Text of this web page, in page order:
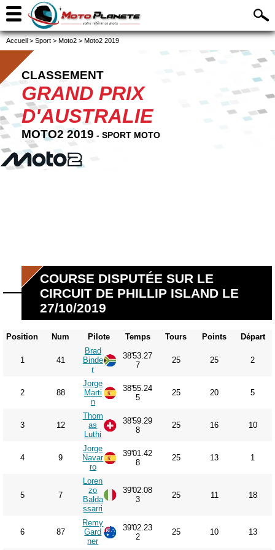
Accueil > Sport > Moto2 > Moto2 2019
CLASSEMENT
GRAND PRIX
D'AUSTRALIE
MOTO2 2019 - SPORT MOTO
COURSE DISPUTÉE SUR LE
CIRCUIT DE PHILLIP ISLAND LE
27/10/2019
Position Num Pilote Temps Tours Points Départ
1 41
Brad
Binde
r
38'53.27
7
25 25 2
2 88
Jorge
Marti
n
38'55.24
5
25 20 5
3 12
Thom
as
Luthi
38'59.29
8
25 16 10
4 9
Jorge
Navar
ro
39'01.42
8
25 13 1
5 7
Loren
zo
Balda
ssarri
39'02.08
3
25 11 18
6 87
Remy
Gard
ner
39'02.23
2
25 10 13